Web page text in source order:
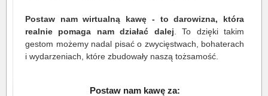
Postaw nam wirtualną kawę - to darowizna, która
realnie pomaga nam działać dalej . To dzięki takim
gestom możemy nadal pisać o zwycięstwach, bohaterach
i wydarzeniach, które zbudowały naszą tożsamość.
Postaw nam kawę za: